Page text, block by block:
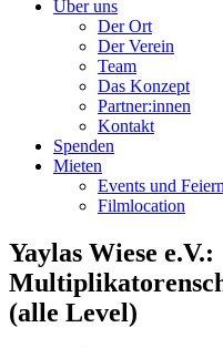
Über uns
Der Ort
Der Verein
Team
Das Konzept
Partner:innen
Kontakt
Spenden
Mieten
Events und Feiern
Filmlocation
Yaylas Wiese e.V.:
(alle Level)